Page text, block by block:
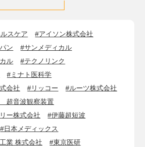
スケア
#アイソン株式会社
ン
#サンメディカル
ル
#テクノリンク
#ミナト医科学
会社
#リッコー
#ルーツ株式会社
超音波観察装置
ー株式会社
#伊藤超短波
#日本メディックス
業 株式会社
#東京医研